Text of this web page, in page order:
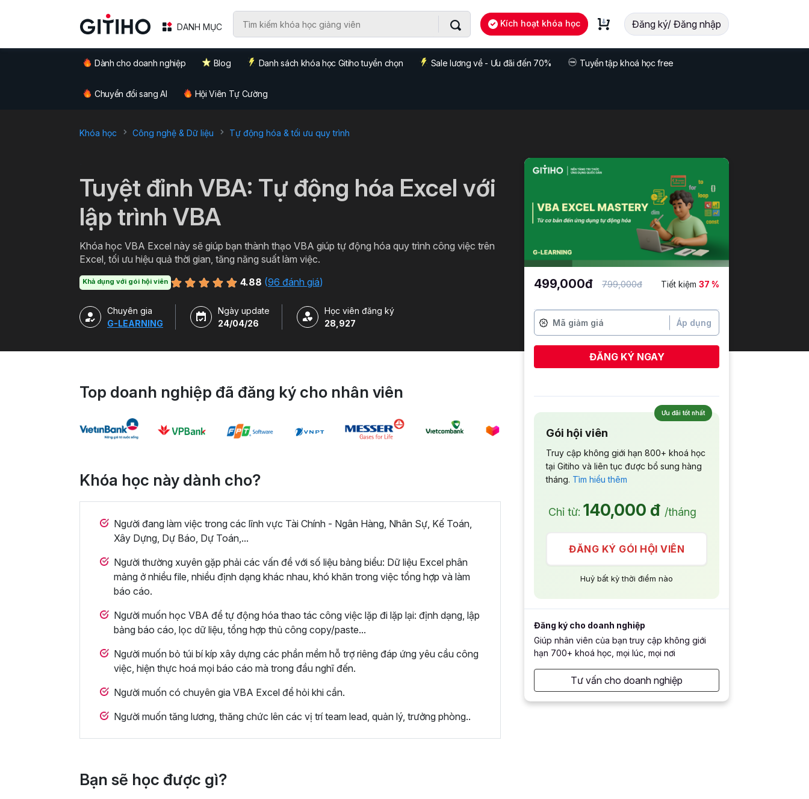
DANH MỤC Kích hoạt khóa học Đăng ký/ Đăng nhập
Dành cho doanh nghiệp Blog Danh sách khóa học Gitiho tuyển chọn Sale lương về - Ưu đãi đến 70% Tuyển tập khoá học free
Chuyển đổi sang AI Hội Viên Tự Cường
Khóa học Công nghệ & Dữ liệu Tự động hóa & tối ưu quy trình
Tuyệt đỉnh VBA: Tự động hóa Excel với
lập trình VBA
Khóa học VBA Excel này sẽ giúp bạn thành thạo VBA giúp tự động hóa quy trình công việc trên
Excel, tối ưu hiệu quả thời gian, tăng năng suất làm việc.
Khả dụng với gói hội viên 4.88 (96 đánh giá)
Chuyên gia
G-LEARNING
Ngày update
24/04/26
Học viên đăng ký
28,927
Top doanh nghiệp đã đăng ký cho nhân viên
Khóa học này dành cho?
Người đang làm việc trong các lĩnh vực Tài Chính - Ngân Hàng, Nhân Sự, Kế Toán,
Xây Dựng, Dự Báo, Dự Toán,...
Người thường xuyên gặp phải các vấn đề với số liệu bảng biểu: Dữ liệu Excel phân
mảng ở nhiều file, nhiều định dạng khác nhau, khó khăn trong việc tổng hợp và làm
báo cáo.
Người muốn học VBA để tự động hóa thao tác công việc lặp đi lặp lại: định dạng, lập
bảng báo cáo, lọc dữ liệu, tổng hợp thủ công copy/paste...
Người muốn bỏ túi bí kíp xây dựng các phần mềm hỗ trợ riêng đáp ứng yêu cầu công
việc, hiện thực hoá mọi báo cáo mà trong đầu nghĩ đến.
Người muốn có chuyên gia VBA Excel để hỏi khi cần.
Người muốn tăng lương, thăng chức lên các vị trí team lead, quản lý, trưởng phòng..
Bạn sẽ học được gì?
499,000đ 799,000đ Tiết kiệm 37 %
Áp dụng
ĐĂNG KÝ NGAY
Ưu đãi tốt nhất
Gói hội viên
Truy cập không giới hạn 800+ khoá học
tại Gitiho và liên tục được bổ sung hàng
tháng. Tìm hiểu thêm
Chỉ từ: 140,000 đ /tháng
ĐĂNG KÝ GÓI HỘI VIÊN
Huỷ bất kỳ thời điểm nào
Đăng ký cho doanh nghiệp
Giúp nhân viên của bạn truy cập không giới
hạn 700+ khoá học, mọi lúc, mọi nơi
Tư vấn cho doanh nghiệp